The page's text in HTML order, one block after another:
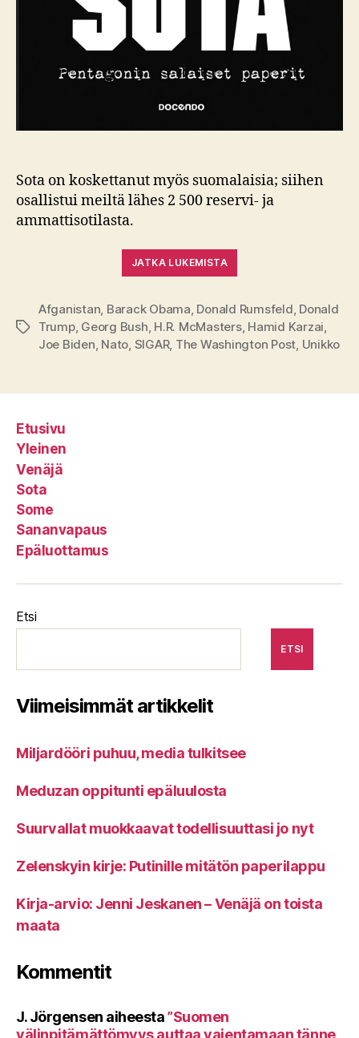
Sota on koskettanut myös suomalaisia; siihen
osallistui meiltä lähes 2 500 reservi- ja
ammattisotilasta.
JATKA LUKEMISTA
Avainsanat
Afganistan, Barack Obama, Donald Rumsfeld, Donald
Trump, Georg Bush, H.R. McMasters, Hamid Karzai,
Joe Biden, Nato, SIGAR, The Washington Post, Unikko
Etusivu
Yleinen
Venäjä
Sota
Some
Sananvapaus
Epäluottamus
Etsi
ETSI
Viimeisimmät artikkelit
Miljardööri puhuu, media tulkitsee
Meduzan oppitunti epäluulosta
Suurvallat muokkaavat todellisuuttasi jo nyt
Zelenskyin kirje: Putinille mitätön paperilappu
Kirja-arvio: Jenni Jeskanen – Venäjä on toista
maata
Kommentit
J. Jörgensen aiheesta”Suomen
välinpitämättömyys auttaa vaientamaan tänne